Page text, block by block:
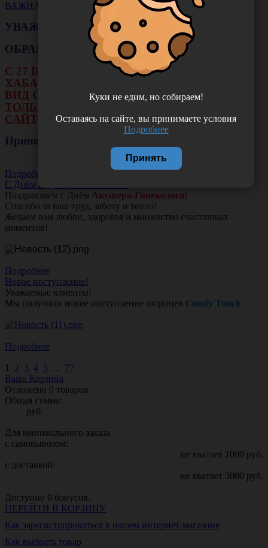
ВАЖНАЯ НОВОСТЬ
УВАЖАЕМЫЕ КЛИЕНТЫ!
ОБРАЩАЕМ ВАШЕ ВНИМАНИЕ!!!
С 27 ИЮЛЯ ПО 16 АВГУСТА В ФИЛИАЛЕ Г.
ХАБАРОВСКА НЕ БУДЕТ ДЕЙСТВОВАТЬ
ВИД ОПЛАТЫ: НАЛИЧНЫЕ И ТЕРМИНАЛ.
ТОЛЬКО ОПЛАТА ОНЛАЙН НА НАШЕМ
САЙТЕ ИЛИ ЧЕРЕЗ РАСЧЕТНЫЙ СЧЕТ.
Приносим свои извинения!
Подробнее
С Днём Акушера-Гинеколога!
Поздравляем с Днём Акушера-Гинеколога!
Спасибо за ваш труд, заботу и тепло!
Желаем вам любви, здоровья и множество счастливых
моментов!
Подробнее
Новое поступление!
Уважаемые клиенты!
Мы получили новое поступление шприцев Comfy Touch
Подробнее
1 2 3 4 5 ... 77
Ваша Корзина
Отложено 0 товаров
Общая сумма:
руб.
Для минимального заказа
с самовывозом:
не хватает 1000 руб.
с доставкой:
не хватает 3000 руб.
Доступно 0 бонусов.
ПЕРЕЙТИ В КОРЗИНУ
Как зарегистрироваться в нашем интернет-магазине
Как выбрать товар
Куки не едим, но собираем!
Оставаясь на сайте, вы принимаете условия
Подробнее
Принять